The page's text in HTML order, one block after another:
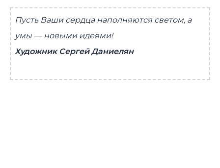
Пусть Ваши сердца наполняются светом, а
умы — новыми идеями!
Художник Сергей Даниелян